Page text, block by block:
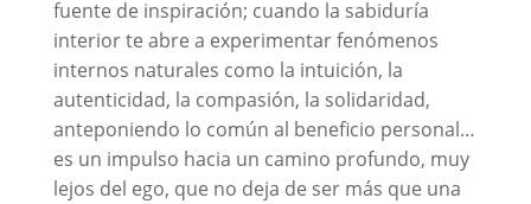
fuente de inspiración; cuando la sabiduría
interior te abre a experimentar fenómenos
internos naturales como la intuición, la
autenticidad, la compasión, la solidaridad,
anteponiendo lo común al beneficio personal…
es un impulso hacia un camino profundo, muy
lejos del ego, que no deja de ser más que una